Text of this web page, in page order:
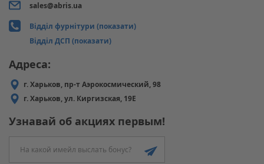
sales@abris.ua
Відділ фурнітури (показати)
Відділ ДСП (показати)
Адреса:
г. Харьков, пр-т Аэрокосмический, 98
г. Харьков, ул. Киргизская, 19Е
Узнавай об акциях первым!